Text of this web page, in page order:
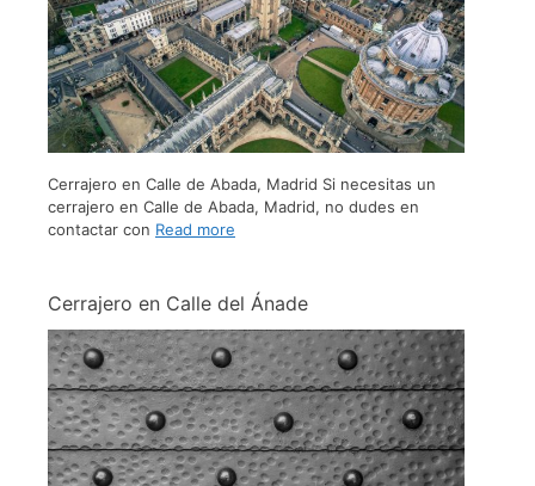
Cerrajero en Calle de Abada, Madrid Si necesitas un
cerrajero en Calle de Abada, Madrid, no dudes en
contactar con Read more
Cerrajero en Calle del Ánade